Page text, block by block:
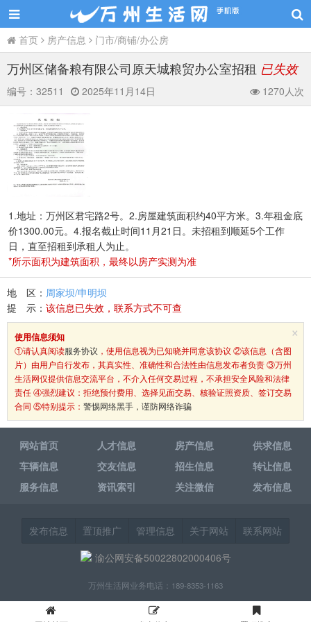
首页 房产信息 门市/商铺/办公房
万州区储备粮有限公司原天城粮贸办公室招租 已失效
编号： 32511 2025年11月14日 1270人次
1.地址：万州区君宅路2号。2.房屋建筑面积约40平方米。3.年租金底
价1300.00元。4.报名截止时间11月21日。未招租到顺延5个工作
日，直至招租到承租人为止。
*所示面积为建筑面积，最终以房产实测为准
地 区： 周家坝/申明坝
提 示： 该信息已失效，联系方式不可查
×
使用信息须知
①请认真阅读服务协议 ，使用信息视为已知晓并同意该协议 ②该信息（含图
片）由用户自行发布，其真实性、准确性和合法性由信息发布者负责 ③万州
生活网仅提供信息交流平台，不介入任何交易过程，不承担安全风险和法律
责任 ④强烈建议：拒绝预付费用、选择见面交易、核验证照资质、签订交易
合同 ⑤特别提示： 警惕网络黑手，谨防网络诈骗
网站首页 人才信息 房产信息
供求信息
车辆信息
交友信息 招生信息
转让信息
服务信息
资讯索引 关注微信 发布信息
发布信息 置顶推广 管理信息 关于网站
联系网站
渝公网安备50022802000406号
万州生活网业务电话：189-8353-1163